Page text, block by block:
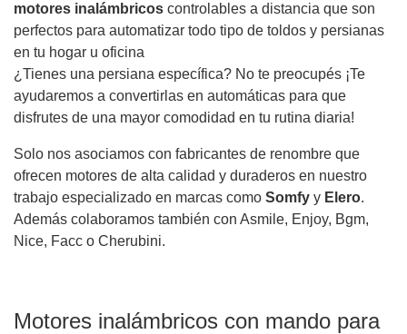
motores inalámbricos controlables a distancia que son
perfectos para automatizar todo tipo de toldos y persianas
en tu hogar u oficina
¿Tienes una persiana específica? No te preocupés ¡Te
ayudaremos a convertirlas en automáticas para que
disfrutes de una mayor comodidad en tu rutina diaria!
Solo nos asociamos con fabricantes de renombre que
ofrecen motores de alta calidad y duraderos en nuestro
trabajo especializado en marcas como Somfy y Elero.
Además colaboramos también con Asmile, Enjoy, Bgm,
Nice, Facc o Cherubini.
Motores inalámbricos con mando para